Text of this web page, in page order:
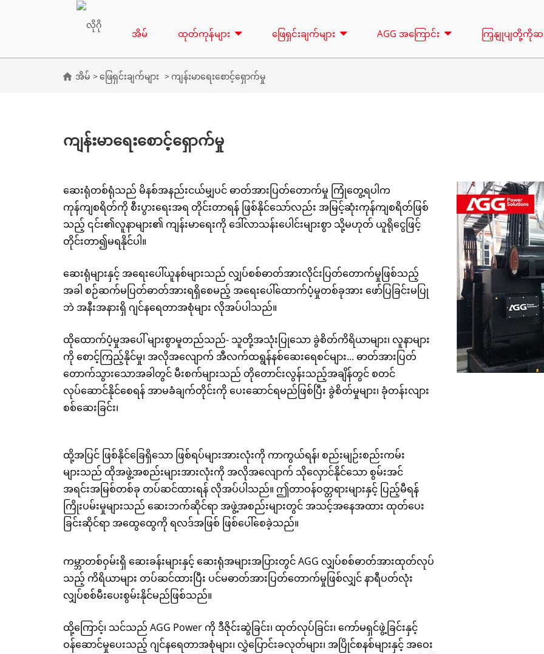
အိမ် ထုတ်ကုန်များ
P စီးရီး 10-220 KVA
DE စီးရီး 22-250 KVA
K SEREIS 7-49 KVA
P စီးရီး 250-
S စီးရီး 275-
DE စီးရီး 250-
H စီးရီး 165-935
V စီးရီး 350-800
ဖြေရှင်းချက်များ AGG အကြောင်း ကြှနျုပျတို့ကိုဆ
အိမ် ဖြေရှင်းချက်များ ကျန်းမာရေးစောင့်ရှောက်မှု
ကျန်းမာရေးစောင့်ရှောက်မှု
ဆေးရုံတစ်ရုံသည် မိနစ်အနည်းငယ်မျှပင် ဓာတ်အားပြတ်တောက်မှု ကြုံတွေ့ရပါက
ကုန်ကျစရိတ်ကို စီးပွားရေးအရ တိုင်းတာရန် ဖြစ်နိုင်သော်လည်း အမြင့်ဆုံးကုန်ကျစရိတ်ဖြစ်
သည့် ၎င်း၏လူနာများ၏ ကျန်းမာရေးကို ဒေါ်လာသန်းပေါင်းများစွာ သို့မဟုတ် ယူရိုငွေဖြင့်
တိုင်းတာ၍မရနိုင်ပါ။
ဆေးရုံများနှင့် အရေးပေါ်ယူနစ်များသည် လျှပ်စစ်ဓာတ်အားလိုင်းပြတ်တောက်မှုဖြစ်သည့်
အခါ စဉ်ဆက်မပြတ်ဓာတ်အားရရှိစေမည့် အရေးပေါ်ထောက်ပံ့မှုတစ်ခုအား ဖော်ပြခြင်းမပြု
ဘဲ အနီးအနားရှိ ဂျင်နရေတာအစုံများ လိုအပ်ပါသည်။
ထိုထောက်ပံ့မှုအပေါ် များစွာမူတည်သည်- သူတို့အသုံးပြုသော ခွဲစိတ်ကိရိယာများ၊ လူနာများ
ကို စောင့်ကြည့်နိုင်မှု၊ အလိုအလျောက် အီလက်ထရွန်နစ်ဆေးရေစင်များ... ဓာတ်အားပြတ်
တောက်သွားသောအခါတွင် မီးစက်များသည် တိုတောင်းလွန်းသည့်အချိန်တွင် စတင်
လုပ်ဆောင်နိုင်စေရန် အာမခံချက်တိုင်းကို ပေးဆောင်ရမည်ဖြစ်ပြီး ခွဲစိတ်မှုများ၊ ခုံတန်းလျား
စစ်ဆေးခြင်း၊
ထို့အပြင် ဖြစ်နိုင်ခြေရှိသော ဖြစ်ရပ်များအားလုံးကို ကာကွယ်ရန်၊ စည်းမျဉ်းစည်းကမ်း
များသည် ထိုအဖွဲ့အစည်းများအားလုံးကို အလိုအလျောက် သိုလှောင်နိုင်သော စွမ်းအင်
အရင်းအမြစ်တစ်ခု တပ်ဆင်ထားရန် လိုအပ်ပါသည်။ ဤတာဝန်ဝတ္တရားများနှင့် ပြည့်မီရန်
ကြိုးပမ်းမှုများသည် ဆေးဘက်ဆိုင်ရာ အဖွဲ့အစည်းများတွင် အသင့်အနေအထား ထုတ်ပေး
ခြင်းဆိုင်ရာ အထွေထွေကို ရလဒ်အဖြစ် ဖြစ်ပေါ်စေခဲ့သည်။
ကမ္ဘာတစ်ဝှမ်းရှိ ဆေးခန်းများနှင့် ဆေးရုံအများအပြားတွင် AGG လျှပ်စစ်ဓာတ်အားထုတ်လုပ်
သည့် ကိရိယာများ တပ်ဆင်ထားပြီး ပင်မဓာတ်အားပြတ်တောက်မှုဖြစ်လျှင် နာရီပတ်လုံး
လျှပ်စစ်မီးပေးစွမ်းနိုင်မည်ဖြစ်သည်။
ထို့ကြောင့်၊ သင်သည် AGG Power ကို ဒီဇိုင်းဆွဲခြင်း၊ ထုတ်လုပ်ခြင်း၊ ကော်မရှင်ဖွဲ့ခြင်းနှင့်
ဝန်ဆောင်မှုပေးသည့် ဂျင်နရေတာအစုံများ၊ လွှဲပြောင်းခလုတ်များ၊ အပြိုင်စနစ်များနှင့် အဝေး